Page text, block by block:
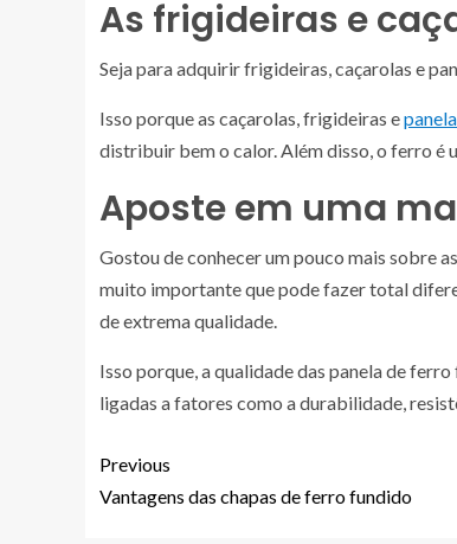
As frigideiras e
Seja para adquirir frigideiras, caçarolas e
Isso porque as caçarolas, frigideiras e
distribuir bem o calor. Além disso, o ferro é
Aposte em uma
Gostou de conhecer um pouco mais sobre
muito importante que pode fazer total
de extrema qualidade.
Isso porque, a qualidade das panela de
ligadas a fatores como a durabilidade,
Previous
Vantagens das chapas de ferro fundido